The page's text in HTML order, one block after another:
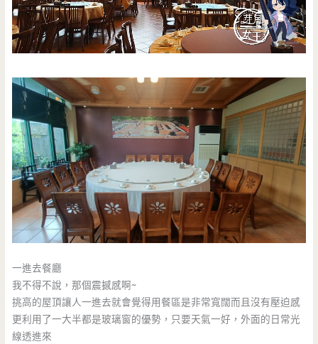
一進去餐廳
我不得不說，那個震撼感啊~
挑高的屋頂讓人一進去就會覺得用餐區是非常寬闊而且沒有壓迫感
更利用了一大半都是玻璃窗的優勢，只要天氣一好，外面的日常光
線透進來